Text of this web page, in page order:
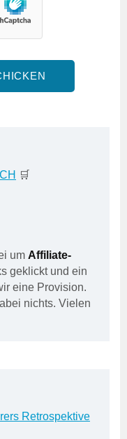
CH 🛒
um Affiliate-
geklickt und ein
eine Provision.
nichts. Vielen
Retrospektive